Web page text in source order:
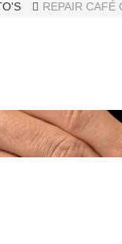
REPAIR CAFÉ